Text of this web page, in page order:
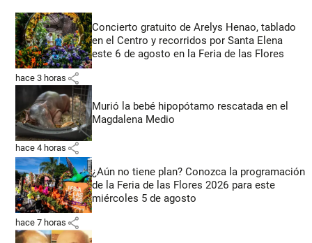
Concierto gratuito de Arelys Henao, tablado
en el Centro y recorridos por Santa Elena
este 6 de agosto en la Feria de las Flores
hace 3 horas share
Murió la bebé hipopótamo rescatada en el
Magdalena Medio
hace 4 horas share
¿Aún no tiene plan? Conozca la programación
de la Feria de las Flores 2026 para este
miércoles 5 de agosto
hace 7 horas share